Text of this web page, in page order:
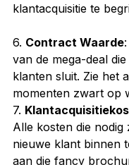
klantacquisitie te
6. Contract Waarde
van de mega-deal
klanten sluit. Zie het
momenten zwart op
7.
Alle kosten die nodig
nieuwe klant binnen
aan die fancy